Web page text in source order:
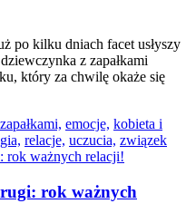
po kilku dniach facet usłyszy
z zapałkami
który za chwilę okaże się
emocje, kobieta i
relacje, uczucia, związek
rok ważnych